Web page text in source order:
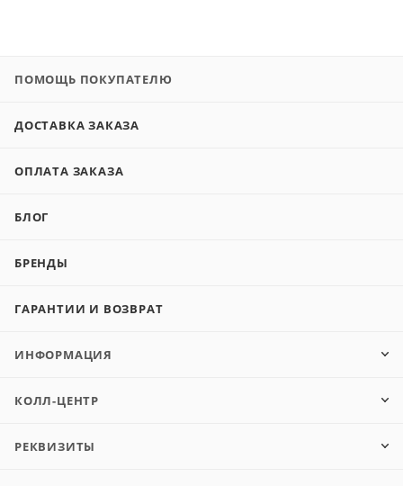
ПОМОЩЬ ПОКУПАТЕЛЮ
ДОСТАВКА ЗАКАЗА
ОПЛАТА ЗАКАЗА
БЛОГ
БРЕНДЫ
ГАРАНТИИ И ВОЗВРАТ
ИНФОРМАЦИЯ
КОЛЛ-ЦЕНТР
РЕКВИЗИТЫ